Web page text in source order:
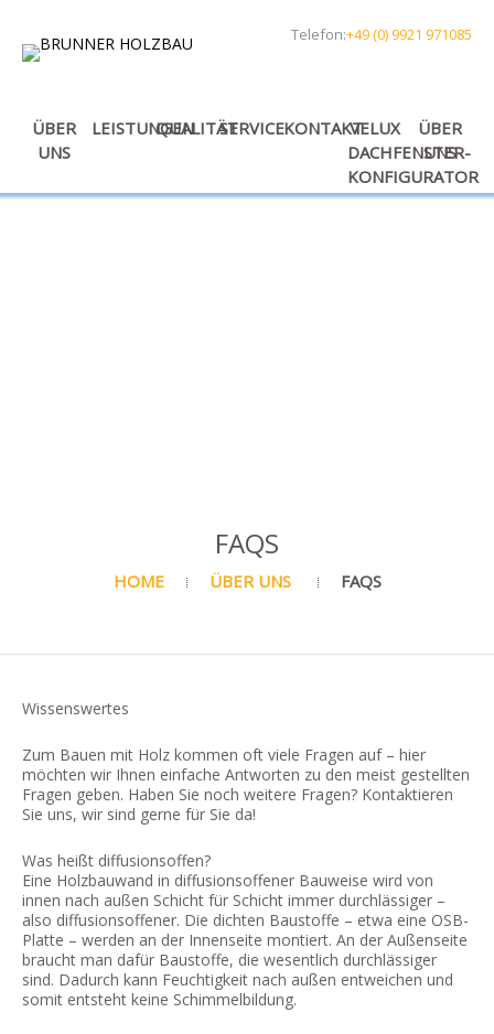
Telefon:+49 (0) 9921 971085
ÜBER
UNS
LEISTUNGENQUALITÄTSERVICEKONTAKTVELUX
DACHFENSTER-
KONFIGURATOR
ÜBER
UNS
FAQS
HOME ÜBER UNS FAQS
Wissenswertes
Zum Bauen mit Holz kommen oft viele Fragen auf – hier
möchten wir Ihnen einfache Antworten zu den meist gestellten
Fragen geben. Haben Sie noch weitere Fragen? Kontaktieren
Sie uns, wir sind gerne für Sie da!
Was heißt diffusionsoffen?
Eine Holzbauwand in diffusionsoffener Bauweise wird von
innen nach außen Schicht für Schicht immer durchlässiger –
also diffusionsoffener. Die dichten Baustoffe – etwa eine OSB-
Platte – werden an der Innenseite montiert. An der Außenseite
braucht man dafür Baustoffe, die wesentlich durchlässiger
sind. Dadurch kann Feuchtigkeit nach außen entweichen und
somit entsteht keine Schimmelbildung.